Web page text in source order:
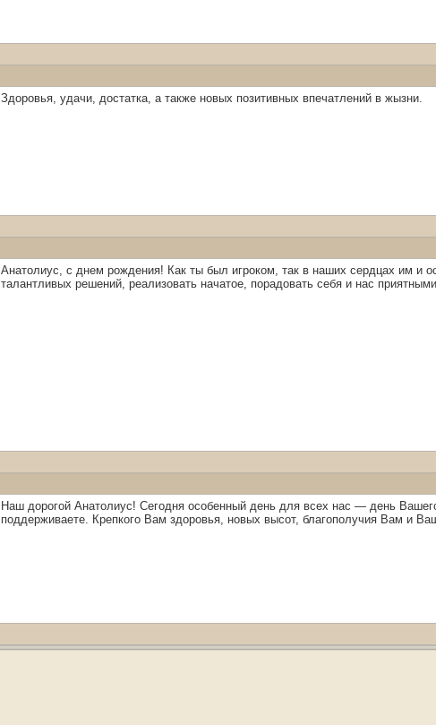
Здоровья, удачи, достатка, а также новых позитивных впечатлений в жызни.
Анатолиус, с днем рождения! Как ты был игроком, так в наших сердцах им и
талантливых решений, реализовать начатое, порадовать себя и нас
Наш дорогой Анатолиус! Сегодня особенный день для всех нас — день
поддерживаете. Крепкого Вам здоровья, новых высот, благополучия Вам и